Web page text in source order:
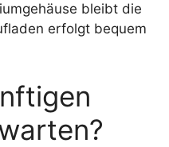
bleibt die
erfolgt bequem